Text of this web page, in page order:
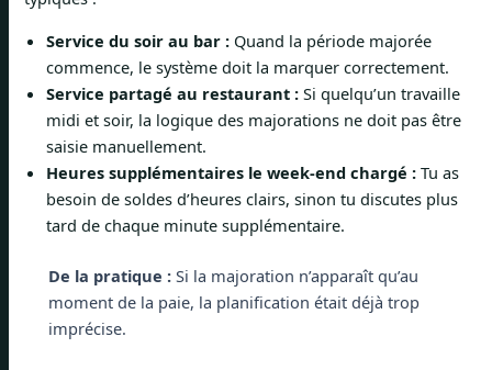
Service du soir au bar : Quand la période majorée
commence, le système doit la marquer correctement.
Service partagé au restaurant : Si quelqu’un travaille
midi et soir, la logique des majorations ne doit pas être
saisie manuellement.
Heures supplémentaires le week-end chargé : Tu as
besoin de soldes d’heures clairs, sinon tu discutes plus
tard de chaque minute supplémentaire.
De la pratique :Si la majoration n’apparaît qu’au
moment de la paie, la planification était déjà trop
imprécise.